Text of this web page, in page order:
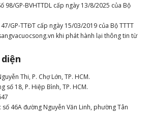
98/GP-BVHTTDL cấp ngày 13/8/2025 của Bộ
47/GP-TTĐT cấp ngày 15/03/2019 của Bộ TTTT
khi phát hành lại thông tin từ
Thi, P. Chợ Lớn, TP. HCM.
số 18, P. Hiệp Bình, TP. HCM.
số 46A đường Nguyễn Văn Linh, phường Tân